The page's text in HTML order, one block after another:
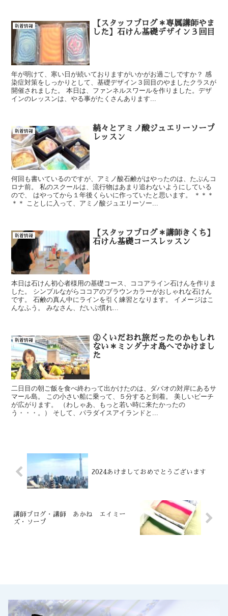
新着情報
【スタッフブログ＊専属講師やま
した】石けん基礎デザイン３回目
年が明けて、寒い日が続いておりますがいかがお過ごしですか？ 感
染症対策をしっかりとして、基礎デザイン３回目のやましたクラスが
開催されました。 本日は、ファンネルスワールを作りました。デザ
インのレッスンは、やる事がたくさんあります...
新着情報
続々とアミノ酸ジュエリーソープ
レッスン
何回も書いているのですが、アミノ酸石鹸がはやったのは、たぶんコ
ロナ前。 私のスクールは、流行物はあまり追わないようにしている
ので、 はやってから１年後くらいに作っていたと思います。 ＊＊＊
＊＊ ことしに入って、アミノ酸ジュエリーソー...
新着情報
【スタッフブログ＊講師きくち】
石けん基礎コースレッスン
本日は石けん初心者様用の基礎コース、ココアライン石けんを作りま
した。 シンプルながらココアのブラウンカラーがおしゃれな石けん
です。 石鹸の真ん中にラインを引く練習となります。 イメージはこ
んなふう。 みなさん、だいぶ慣れ...
新着情報
②くいだおれ旅だったのかもしれ
ない＊ミンダナオ島へでかけまし
た
二日目の朝ご飯を食べ終わって出かけたのは、ダバオの対岸にあるサ
マール島。 この小さい船に乗って、５分すると到着。 美しいビーチ
が広がります。 （わしゃあ、もっと若い時に来たかったの
う・・・。） そして、パラダイスアイランドと...
2024あけましておめでとうございます
講師ブログ・講師 あかね エイミー
ズ・ソープ